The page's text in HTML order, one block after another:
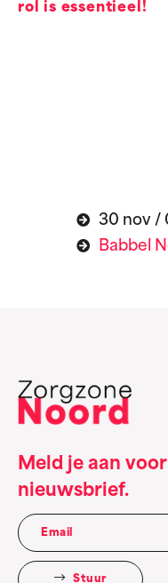
rol is essentieel!
30 nov /
Babbel
Meld je aan
nieuwsbrief.
Stuur